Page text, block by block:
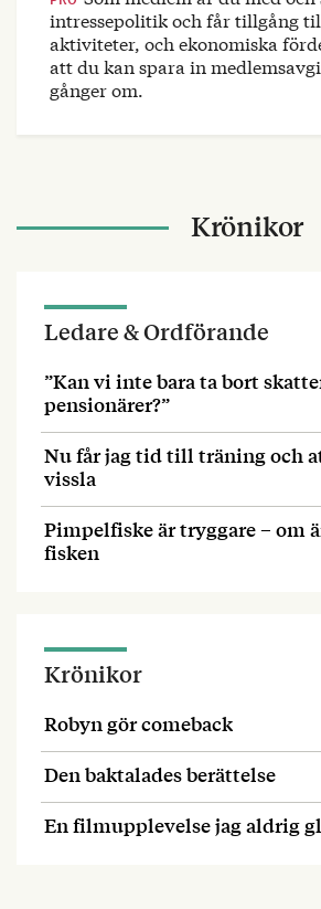
intressepolitik och får tillgång
aktiviteter, och ekonomiska
att du kan spara in
gånger om.
Krönikor
Ledare & Ordförande
”Kan vi inte bara ta bort
pensionärer?”
Nu får jag tid till träning och
vissla
Pimpelfiske är tryggare – om
fisken
Krönikor
Robyn gör comeback
Den baktalades berättelse
En filmupplevelse jag aldrig